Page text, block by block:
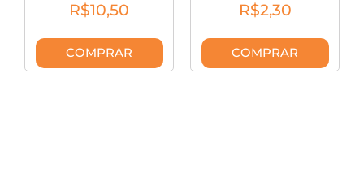
R$10,50
COMPRAR
R$2,30
COMPRAR